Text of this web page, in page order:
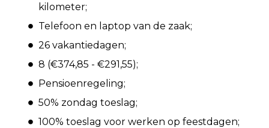
kilometer;
Telefoon en laptop van de zaak;
26 vakantiedagen;
8 (€374,85 - €291,55);
Pensioenregeling;
50% zondag toeslag;
100% toeslag voor werken op feestdagen;